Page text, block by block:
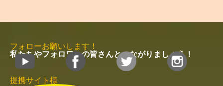
フォローお願いします！
私たちやフォロワーの皆さんとつながりましょう！
提携サイト様